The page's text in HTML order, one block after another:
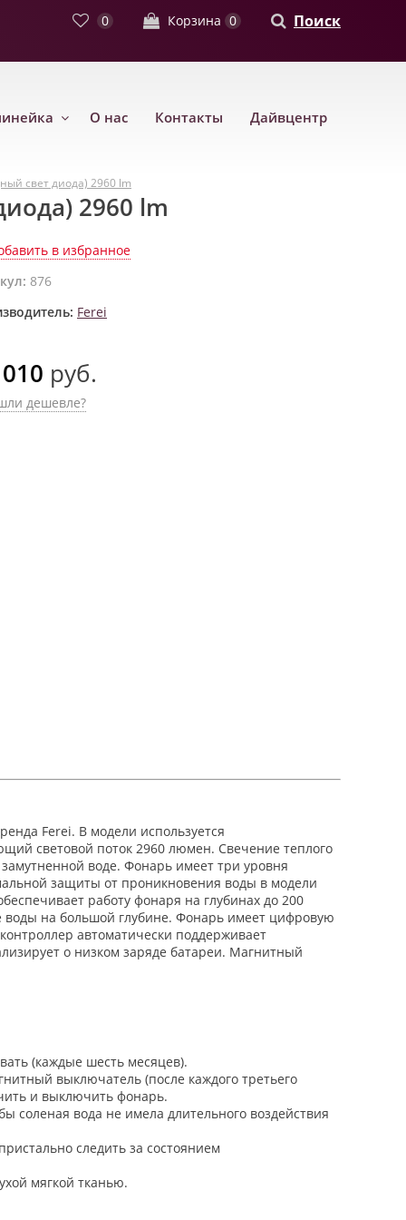
0 Корзина 0 Поиск
О нас Контакты Дайвцентр
свет диода) 2960 lm
2960 lm
в избранное
876
Ferei
руб.
дешевле?
Ferei. В модели используется
световой поток 2960 люмен. Свечение теплого
воде. Фонарь имеет три уровня
защиты от проникновения воды в модели
работу фонаря на глубинах до 200
воды на большой глубине. Фонарь имеет цифровую
автоматически поддерживает
о низком заряде батареи. Магнитный
(каждые шесть месяцев).
выключатель (после каждого третьего
и выключить фонарь.
соленая вода не имела длительного воздействия
следить за состоянием
мягкой тканью.